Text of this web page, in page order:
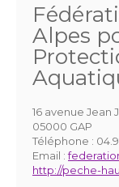
Alpes
16 avenue Jean
05000 GAP
Téléphone :
Email :
http://peche-